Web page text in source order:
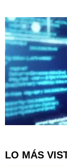
LO MÁS